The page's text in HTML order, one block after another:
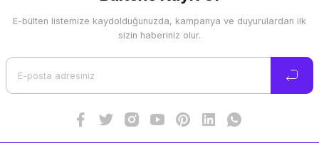
Ürün resmi kalitesiz, bozuk veya görüntülenemiyor.
E-bülten listemize kaydolduğunuzda, kampanya ve duyurulardan ilk
sizin haberiniz olur.